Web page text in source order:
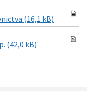
(16,1 kB)
(42,0 kB)